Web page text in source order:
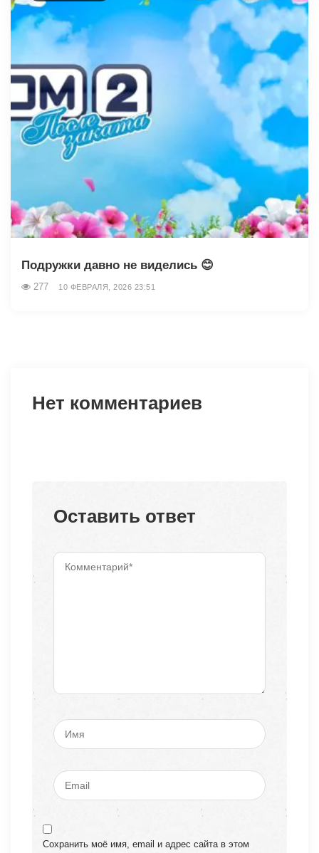
Подружки давно не виделись 😊
277 10 ФЕВРАЛЯ, 2026 23:51
Нет комментариев
Оставить ответ
Сохранить моё имя, email и адрес сайта в этом